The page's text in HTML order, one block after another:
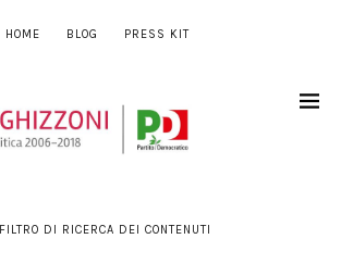
HOME BLOG PRESS KIT
FILTRO DI RICERCA DEI CONTENUTI